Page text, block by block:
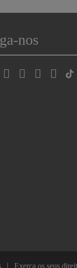
nos
Exerça os seus